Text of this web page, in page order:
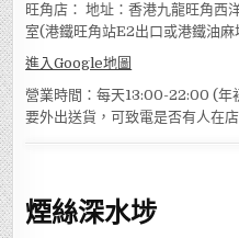
旺角店： 地址：香港九龍旺角西
室(港鐵旺角站E2出口或港鐵油
進入Google地圖
營業時間：每天13:00-22:00 (年
要外出送貨，可致電是否有人在店
煙絲深水埗